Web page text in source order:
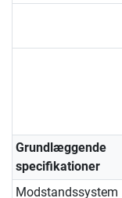
Grundlæggende
specifikationer
Modstandssystem